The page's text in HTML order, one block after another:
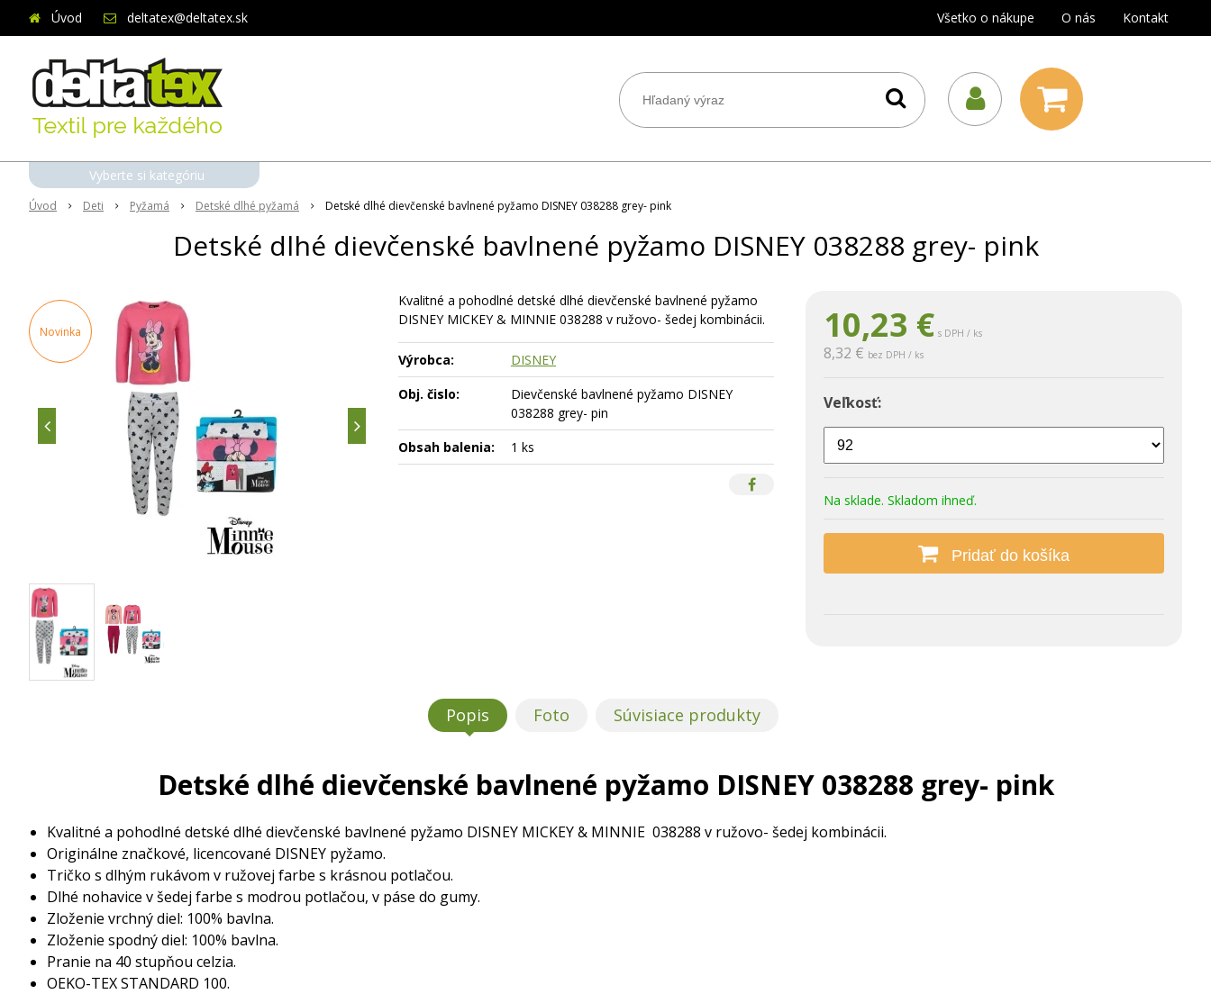
Úvod deltatex@deltatex.sk Všetko o nákupe O nás Kontakt
Úvod Deti Pyžamá Detské dlhé pyžamá Detské dlhé dievčenské bavlnené pyžamo DISNEY 038288 grey- pink
Detské dlhé dievčenské bavlnené pyžamo DISNEY 038288 grey- pink
Novinka 10,23 € s DPH / ks
8,32 € bez DPH / ks
Veľkosť:
Na sklade. Skladom ihneď.
Pridať do košíka
Kvalitné a pohodlné detské dlhé dievčenské bavlnené pyžamo
DISNEY MICKEY & MINNIE 038288 v ružovo- šedej kombinácii.
Výrobca:
DISNEY
Obj. čislo:
Dievčenské bavlnené pyžamo DISNEY
038288 grey- pin
Obsah balenia:
1 ks
Popis Foto Súvisiace produkty
Detské dlhé dievčenské bavlnené pyžamo DISNEY 038288 grey- pink
Kvalitné a pohodlné detské dlhé dievčenské bavlnené pyžamo DISNEY MICKEY & MINNIE 038288 v ružovo- šedej kombinácii.
Originálne značkové, licencované DISNEY pyžamo.
Tričko s dlhým rukávom v ružovej farbe s krásnou potlačou.
Dlhé nohavice v šedej farbe s modrou potlačou, v páse do gumy.
Zloženie vrchný diel: 100% bavlna.
Zloženie spodný diel: 100% bavlna.
Pranie na 40 stupňou celzia.
OEKO-TEX STANDARD 100.
Vyberte si kategóriu